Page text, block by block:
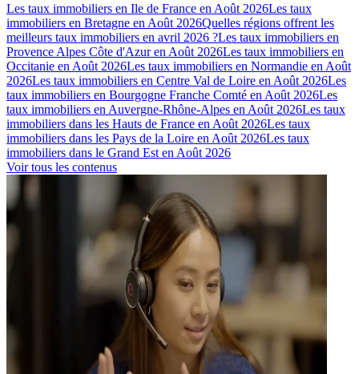
Les taux immobiliers en Ile de France en Août 2026Les taux
immobiliers en Bretagne en Août 2026Quelles régions offrent les
meilleurs taux immobiliers en avril 2026 ?Les taux immobiliers en
Provence Alpes Côte d'Azur en Août 2026Les taux immobiliers en
Occitanie en Août 2026Les taux immobiliers en Normandie en Août
2026Les taux immobiliers en Centre Val de Loire en Août 2026Les
taux immobiliers en Bourgogne Franche Comté en Août 2026Les
taux immobiliers en Auvergne-Rhône-Alpes en Août 2026Les taux
immobiliers dans les Hauts de France en Août 2026Les taux
immobiliers dans les Pays de la Loire en Août 2026Les taux
immobiliers dans le Grand Est en Août 2026
Voir tous les contenus